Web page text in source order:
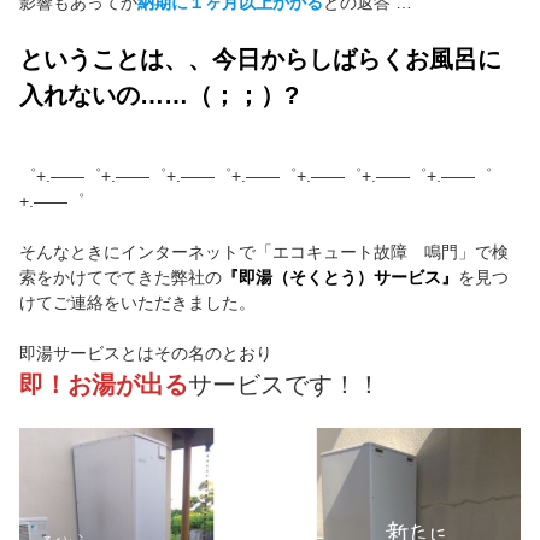
ということは、、今日からしばらくお風呂に
入れないの……（；；）?
゜+.――゜+.――゜+.――゜+.――゜+.――゜+.――゜+.――゜
+.――゜
そんなときにインターネットで「エコキュート故障 鳴門」で検
索をかけてでてきた弊社の 『即湯（そくとう）サービス』 を見つ
けてご連絡をいただきました。
即湯サービスとはその名のとおり
即！お湯が出るサービスです！！